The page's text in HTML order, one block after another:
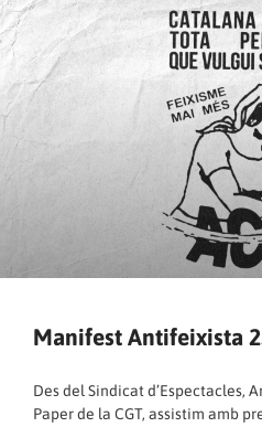
Manifest Antifeixista
Des del Sindicat d’Espectacles,
Paper de la CGT, assistim amb